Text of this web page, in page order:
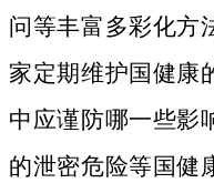
问等丰富多彩化方
家定期维护国健康
中应谨防哪一些影
的泄密危险等国健